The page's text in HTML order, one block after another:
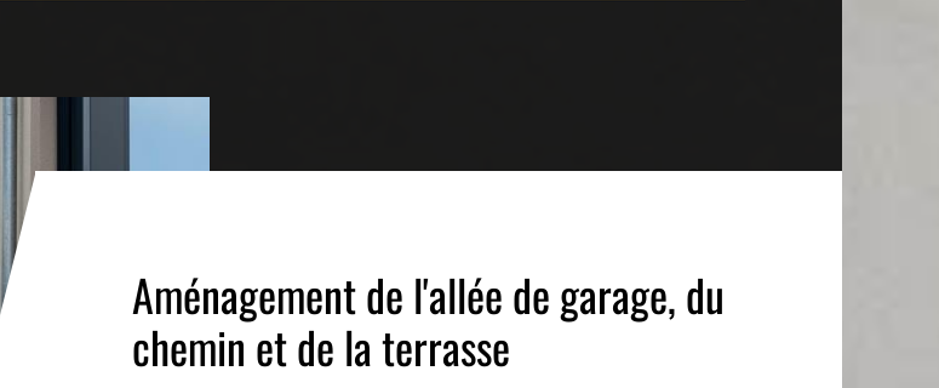
Aménagement de l'allée de garage, du
chemin et de la terrasse